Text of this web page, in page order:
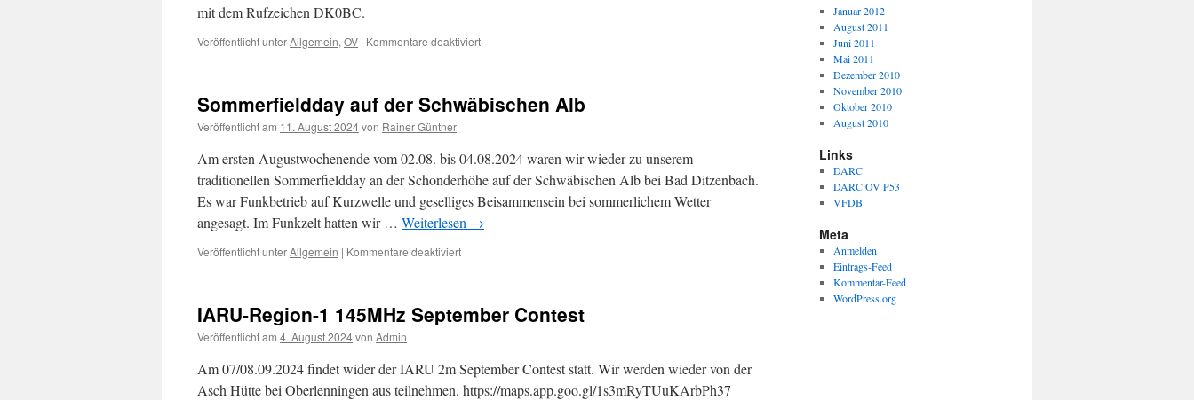
mit dem Rufzeichen DK0BC.
Veröffentlicht unterAllgemein, OV | Kommentare deaktiviertfür
Sommerfieldday auf der Schwäbischen Alb
Veröffentlicht am 11. August 2024von Rainer Güntner
Am ersten Augustwochenende vom 02.08. bis 04.08.2024 waren wir wieder zu unserem
traditionellen Sommerfieldday an der Schonderhöhe auf der Schwäbischen Alb bei Bad Ditzenbach.
Es war Funkbetrieb auf Kurzwelle und geselliges Beisammensein bei sommerlichem Wetter
angesagt. Im Funkzelt hatten wir … Weiterlesen →
Veröffentlicht unterAllgemein | Kommentare deaktiviertfür
Schwäbischen
IARU-Region-1 145MHz September Contest
Veröffentlicht am 4. August 2024von Admin
Am 07/08.09.2024 findet wider der IARU 2m September Contest statt. Wir werden wieder von der
Asch Hütte bei Oberlenningen aus teilnehmen. https://maps.app.goo.gl/1s3mRyTUuKArbPh37
Januar 2012
August 2011
Juni 2011
Mai 2011
Dezember 2010
November 2010
Oktober 2010
August 2010
Links
DARC
DARC OV P53
VFDB
Meta
Anmelden
Eintrags-Feed
Kommentar-Feed
WordPress.org